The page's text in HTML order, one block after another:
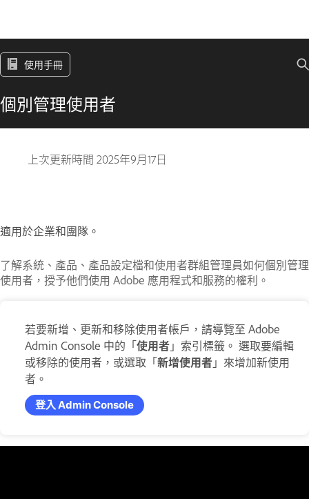
使用手冊
個別管理使用者
上次更新時間 2025年9月17日
適用於企業和團隊。
了解系統、產品、產品設定檔和使用者群組管理員如何個別管理
使用者，授予他們使用 Adobe 應用程式和服務的權利。
若要新增、更新和移除使用者帳戶，請導覽至 Adobe
Admin Console 中的「使用者」索引標籤。 選取要編輯
或移除的使用者，或選取「新增使用者」來增加新使用
者。
登入 Admin Console